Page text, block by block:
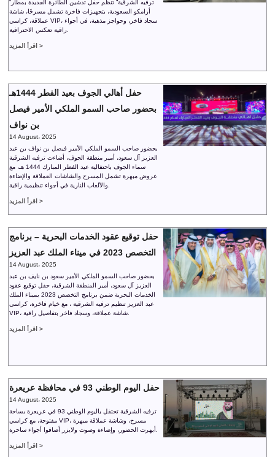
“ترفيه الشرقية” تنظم حفل تدشين الطائرة الجديدة بمطار
أرامكو السعودية، بتجهيزات فاخرة تشمل مسرحًا، شاشة
عملاقة، كراسي VIP، سجاد فاخر، وحواجز مذهبة، في أجواء
اقرأ المزيد >
حفل أهالي الجوف بعيد الفطر 1444هـ
بحضور صاحب السمو الملكي الأمير فيصل
بن نواف
14 August، 2025
بحضور صاحب السمو الملكي الأمير فيصل بن نواف بن عبد
العزيز آل سعود، أمير منطقة الجوف، أضاءت ترفيه الشرقية
سماء الجوف باحتفالية عيد الفطر المبارك 1444 هـ، مع
عروض مبهرة تشمل المسرح والشاشات العملاقة والإضاءة
اقرأ المزيد >
حفل توقيع عقود الخدمات البحرية – برنامج
التخصص 2023 في ميناء الملك عبد العزيز
14 August، 2025
بحضور صاحب السمو الملكي الأمير سعود بن نايف بن عبد
العزيز آل سعود، أمير المنطقة الشرقية، حفل توقيع عقود
الخدمات البحرية ضمن برنامج التخصص 2023 بميناء الملك
عبد العزيز تنظيم ترفيه الشرقية ، مع خيام فاخرة، كراسي
VIP، شاشة عملاقة، وسجاد فاخر بتفاصيل راقية.
اقرأ المزيد >
حفل اليوم الوطني 93 في محافظة عريعرة
14 August، 2025
ترفيه الشرقية تحتفل باليوم الوطني 93 في عريعرة بساحة
مفتوحة، مع كراسي VIP، مسرح، وشاشة عملاقة مبهرة
اقرأ المزيد >